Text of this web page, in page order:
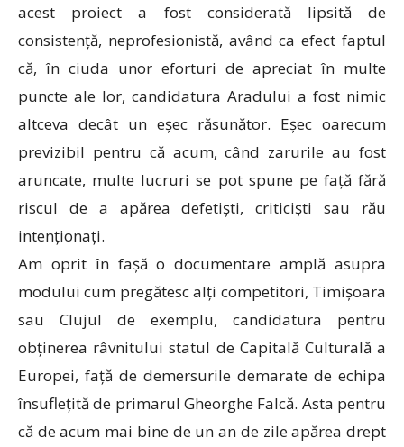
acest proiect a fost considerată lipsită de
consistență, neprofesionistă, având ca efect faptul
că, în ciuda unor eforturi de apreciat în multe
puncte ale lor, candidatura Aradului a fost nimic
altceva decât un eșec răsunător. Eșec oarecum
previzibil pentru că acum, când zarurile au fost
aruncate, multe lucruri se pot spune pe față fără
riscul de a apărea defetiști, criticiști sau rău
intenționați.
Am oprit în fașă o documentare amplă asupra
modului cum pregătesc alți competitori, Timișoara
sau Clujul de exemplu, candidatura pentru
obținerea râvnitului statul de Capitală Culturală a
Europei, față de demersurile demarate de echipa
însuflețită de primarul Gheorghe Falcă. Asta pentru
că de acum mai bine de un an de zile apărea drept